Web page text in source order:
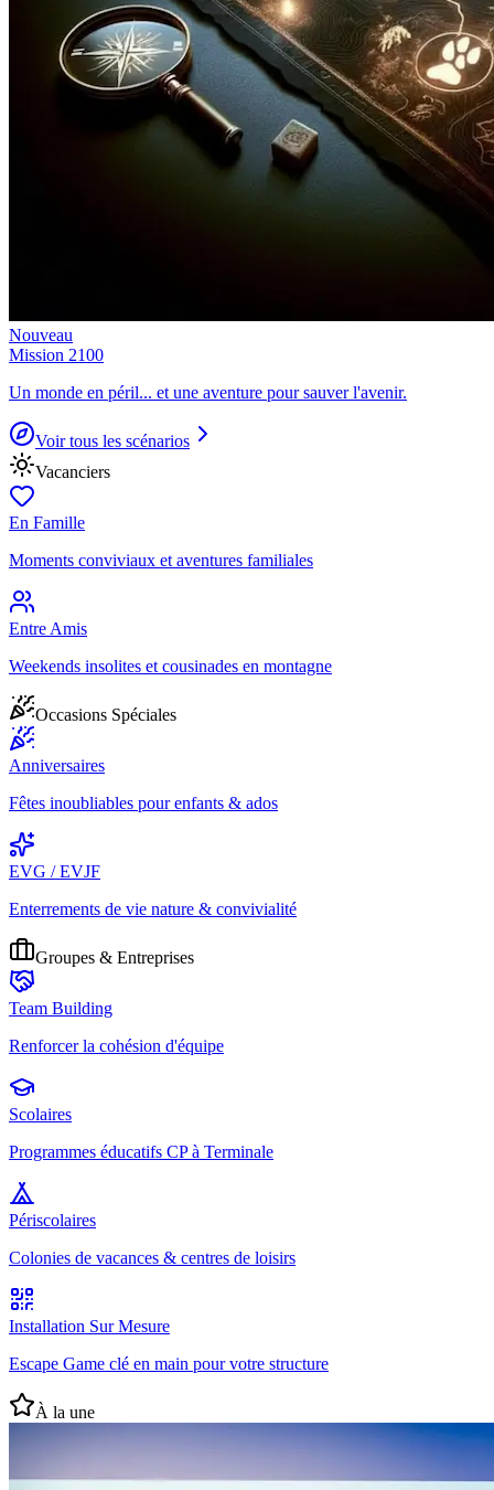
Nouveau
Mission 2100
Un monde en péril... et une aventure pour sauver l'avenir.
Voir tous les scénarios
Vacanciers
En Famille
Moments conviviaux et aventures familiales
Entre Amis
Weekends insolites et cousinades en montagne
Occasions Spéciales
Anniversaires
Fêtes inoubliables pour enfants & ados
EVG / EVJF
Enterrements de vie nature & convivialité
Groupes & Entreprises
Team Building
Renforcer la cohésion d'équipe
Scolaires
Programmes éducatifs CP à Terminale
Périscolaires
Colonies de vacances & centres de loisirs
Installation Sur Mesure
Escape Game clé en main pour votre structure
À la une